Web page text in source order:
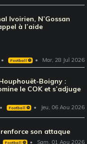
Ivoirien, N’Gossan
à l’aide
Football ⚽️ Mar, 28 Jul 2026
Boigny :
le COK et s’adjuge
Football ⚽️ Jeu, 06 Aou 2026
son attaque
Football ⚽️ Sam, 01 Aou 2026